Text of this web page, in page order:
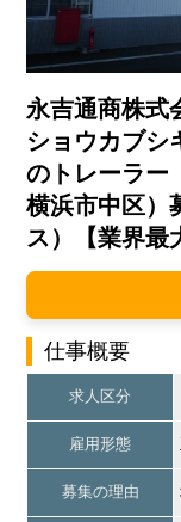
永吉通商株
ショウカブシ
のトレーラー
横浜市中区）
ス）【業界最
仕事概要
求人区分
雇用形態
募集の理由